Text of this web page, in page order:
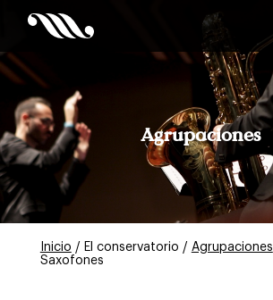
Agrupaciones
Inicio / El conservatorio / Agrupaciones
Saxofones